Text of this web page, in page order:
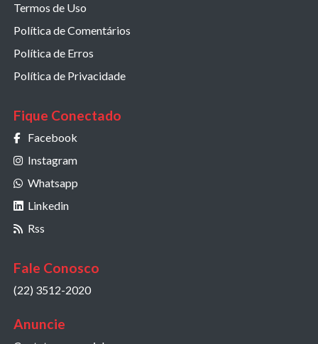
Termos de Uso
Política de Comentários
Política de Erros
Política de Privacidade
Fique Conectado
Facebook
Instagram
Whatsapp
Linkedin
Rss
Fale Conosco
(22) 3512-2020
Anuncie